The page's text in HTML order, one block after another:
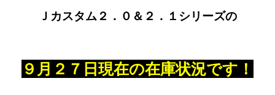
Ｊカスタム２．０＆２．１シリーズの
９月２７日現在の在庫状況です！